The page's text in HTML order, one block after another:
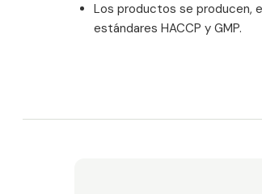
Los productos se producen,
estándares HACCP y GMP.